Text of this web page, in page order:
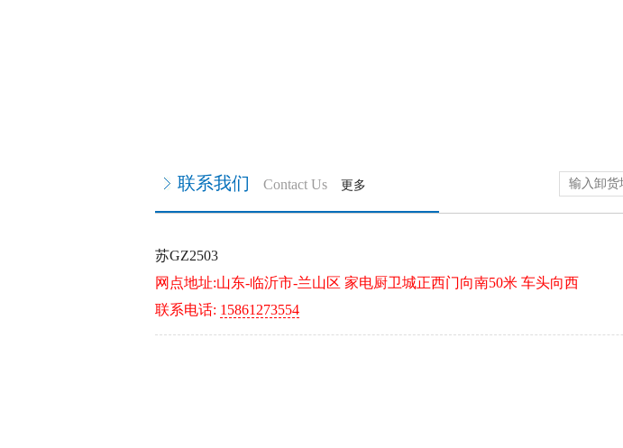
联系我们 Contact Us 更多
苏GZ2503
网点地址:山东-临沂市-兰山区 家电厨卫城正西门向南50米 车头向西
联系电话: 15861273554